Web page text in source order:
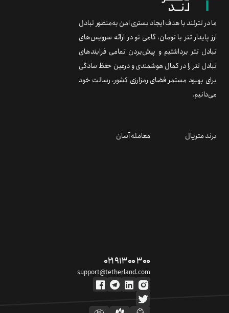
ما در تترلند با هدف ایجاد بستری امن به‌منظور تبادل
ارز پایدار تتر با تومان، گامی نو در ارائه سرویس‌های
تبادل تتر برداشتیم و پیش‌بردن تمامی فرایندهای
تبادل تتر را در کمال هوشمندی و درعین حفظ سادگی
برای بهبود مستمر فضای رمزارزی کشور، رسالت خود
می‌دانیم.
برند متریال معامله آسان
۰۲۱ ۹۱ ۳۰۰ ۳۰۰
support@tetherland.com